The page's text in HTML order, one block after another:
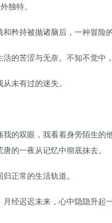
独特。
持被抛诸脑后，一种冒险的
苦涩与无奈。不知不觉中
未有过的迷失。
双眼，我看着身旁陌生的
的一夜从记忆中彻底抹去。
正常的生活轨道。
迟迟未来，心中隐隐升起